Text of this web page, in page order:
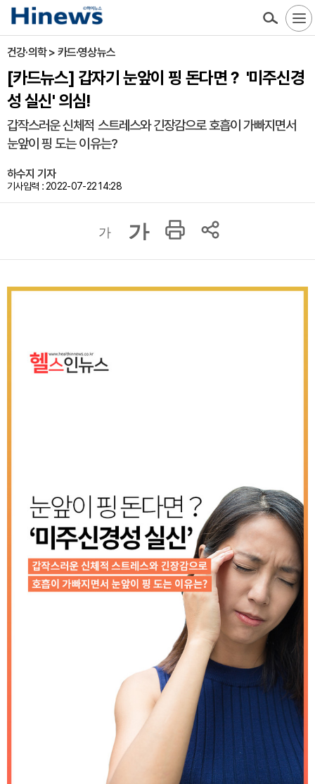
건강·의학 > 카드·영상뉴스
[카드뉴스] 갑자기 눈앞이 핑 돈다면？ '미주신경
성 실신' 의심!
갑작스러운 신체적 스트레스와 긴장감으로 호흡이 가빠지면서
눈앞이 핑 도는 이유는?
하수지 기자
기사입력 : 2022-07-22 14:28
가 가